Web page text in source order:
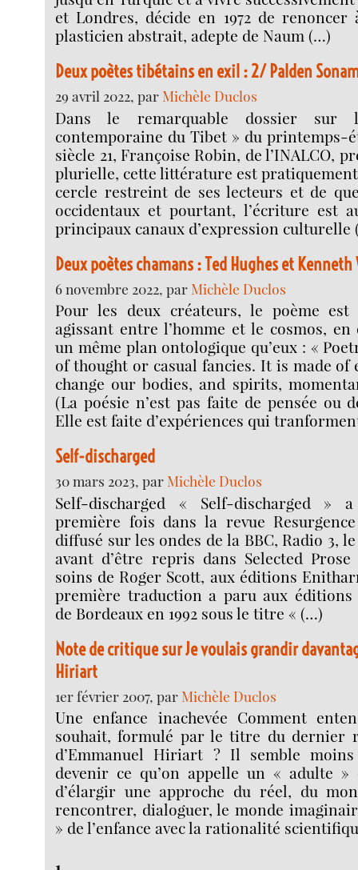
et Londres, décide en 1972 de
plasticien abstrait, adepte de Naum (…)
Deux poètes tibétains en exil : 2/ Palden
29 avril 2022, parMichèle Duclos
Dans le remarquable dossier sur
contemporaine du Tibet » du printemps-
siècle 21, Françoise Robin, de l’INALCO,
plurielle, cette littérature est
cercle restreint de ses lecteurs et de
occidentaux et pourtant, l’écriture est
principaux canaux d’expression culturelle
Deux poètes chamans : Ted Hughes et Kenneth
6 novembre 2022, parMichèle Duclos
Pour les deux créateurs, le poème
agissant entre l’homme et le cosmos,
un même plan ontologique qu’eux : «
of thought or casual fancies. It is made of
change our bodies, and spirits,
(La poésie n’est pas faite de pensée ou
Elle est faite d’expériences qui
Self-discharged
30 mars 2023, parMichèle Duclos
Self-discharged « Self-discharged »
première fois dans la revue Resurgence
diffusé sur les ondes de la BBC, Radio 3, le
avant d’être repris dans Selected Prose
soins de Roger Scott, aux éditions
première traduction a paru aux éditions
de Bordeaux en 1992 sous le titre « (…)
Note de critique sur Je voulais grandir
Hiriart
1er février 2007, parMichèle Duclos
Une enfance inachevée Comment
souhait, formulé par le titre du dernier
d’Emmanuel Hiriart ? Il semble moins
devenir ce qu’on appelle un « adulte
d’élargir une approche du réel, du
rencontrer, dialoguer, le monde
» de l’enfance avec la rationalité